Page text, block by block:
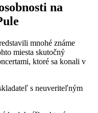
na
mnohé známe
miesta skutočný
ktoré sa konali v
s neuveriteľným